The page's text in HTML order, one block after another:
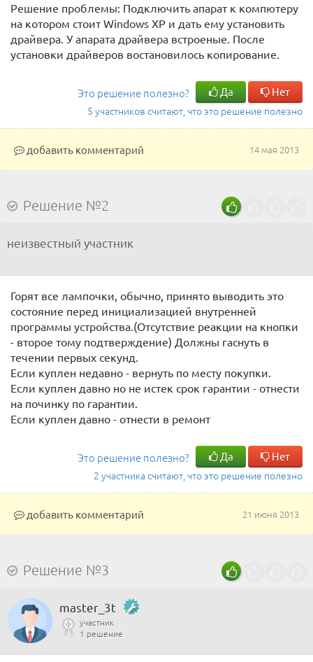
Решение проблемы: Подключить апарат к компютеру
на котором стоит Windows XР и дать ему установить
драйвера. У апарата драйвера встроеные. После
установки драйверов востановилось копирование.
Это решение полезно? Да Нет
5 участников считают, что это решение полезно
14 мая 2013
добавить комментарий
Решение №2
неизвестный участник
Горят все лампочки, обычно, принято выводить это
состояние перед инициализацией внутренней
программы устройства.(Отсутствие реакции на кнопки
- второе тому подтверждение) Должны гаснуть в
течении первых секунд.
Если куплен недавно - вернуть по месту покупки.
Если куплен давно но не истек срок гарантии - отнести
на починку по гарантии.
Если куплен давно - отнести в ремонт
Это решение полезно? Да Нет
2 участника считают, что это решение полезно
21 июня 2013
добавить комментарий
Решение №3
master_3t
участник
1 решение